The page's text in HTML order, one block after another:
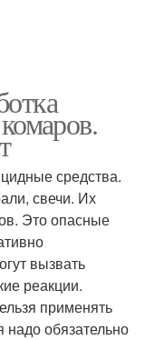
средства.
свечи. Их
Это опасные
вызвать
реакции.
применять
обязательно